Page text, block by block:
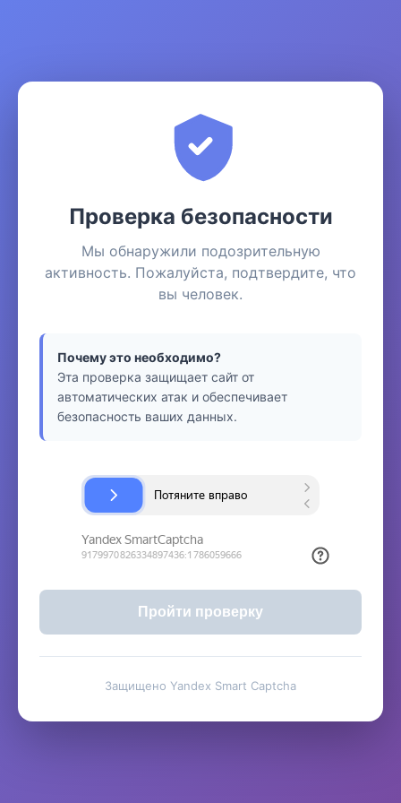
Проверка безопасности
Мы обнаружили подозрительную
активность. Пожалуйста, подтвердите, что
вы человек.
Почему это необходимо?
Эта проверка защищает сайт от
автоматических атак и обеспечивает
безопасность ваших данных.
Пройти проверку
Защищено Yandex Smart Captcha